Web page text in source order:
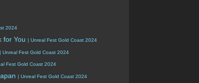
2024
for You | Unreal Fest Gold Coast 2024
| Unreal Fest Gold Coast 2024
Fest Gold Coast 2024
| Unreal Fest Gold Coast 2024